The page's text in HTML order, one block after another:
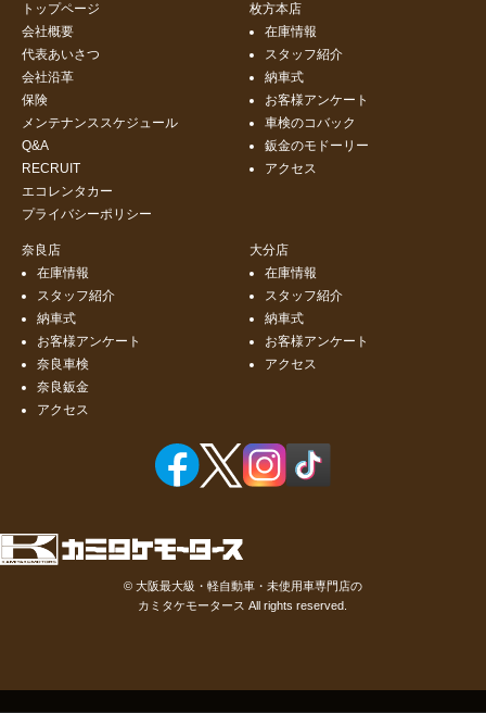
トップページ
会社概要
代表あいさつ
会社沿革
保険
メンテナンススケジュール
Q&A
RECRUIT
エコレンタカー
プライバシーポリシー
枚方本店
在庫情報
スタッフ紹介
納車式
お客様アンケート
車検のコバック
鈑金のモドーリー
アクセス
奈良店
在庫情報
スタッフ紹介
納車式
お客様アンケート
奈良車検
奈良鈑金
アクセス
大分店
在庫情報
スタッフ紹介
納車式
お客様アンケート
アクセス
© 大阪最大級・軽自動車・未使用車専門店の
カミタケモータース All rights reserved.